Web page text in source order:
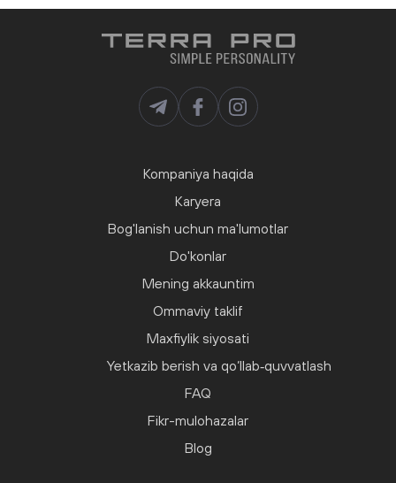
Kompaniya haqida
Karyera
Bog'lanish uchun ma'lumotlar
Do'konlar
Mening akkauntim
Ommaviy taklif
Maxfiylik siyosati
Yetkazib berish va qo‘llab‑quvvatlash
FAQ
Fikr-mulohazalar
Blog